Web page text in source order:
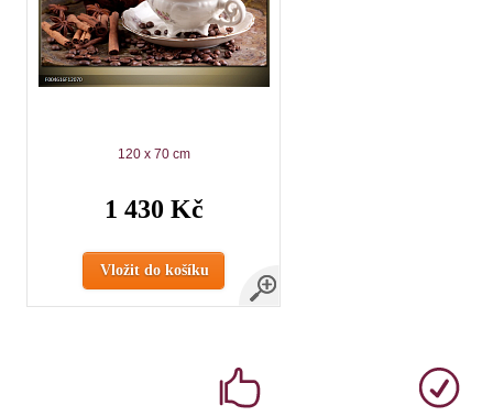
120 x 70 cm
1 430 Kč
Vložit do košíku